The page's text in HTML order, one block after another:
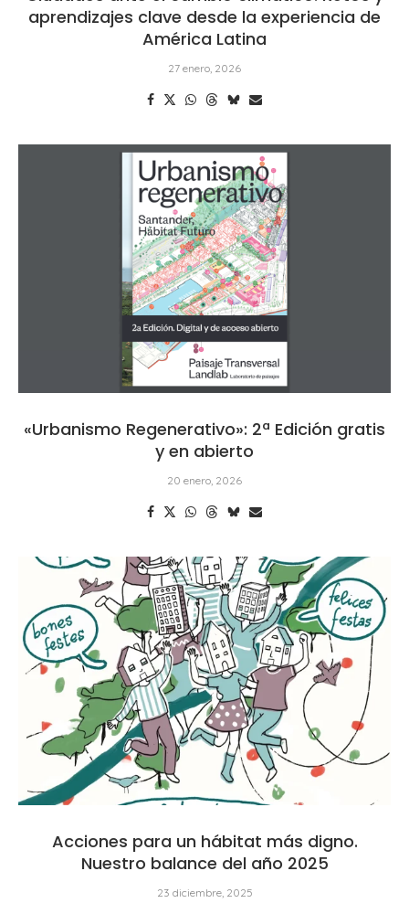
aprendizajes clave desde la experiencia de
América Latina
27 enero, 2026
«Urbanismo Regenerativo»: 2ª Edición gratis
y en abierto
20 enero, 2026
Acciones para un hábitat más digno.
Nuestro balance del año 2025
23 diciembre, 2025